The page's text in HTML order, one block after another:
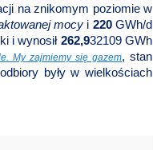
na znikomym poziomie w
mocy i 220GWh/d
i wynosił 262,932109 GWh
My zajmiemy się gazem, stan
były w wielkościach